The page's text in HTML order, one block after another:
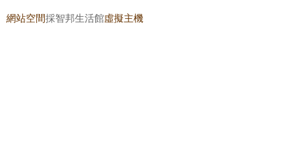
網站空間採智邦生活館虛擬主機